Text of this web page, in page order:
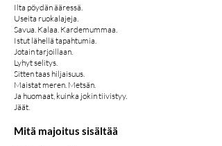
Ilta pöydän ääressä.
Useita ruokalajeja.
Savua. Kalaa. Kardemummaa.
Istut lähellä tapahtumia.
Jotain tarjoillaan.
Lyhyt selitys.
Sitten taas hiljaisuus.
Maistat meren. Metsän.
Ja huomaat, kuinka jokin tiivistyy.
Jäät.
Mitä majoitus sisältää